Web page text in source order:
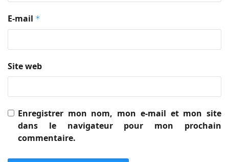
E-mail *
Site web
Enregistrer mon nom, mon e-mail et mon site
dans le navigateur pour mon prochain
commentaire.